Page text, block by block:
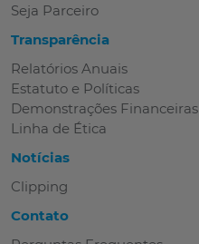
Seja Parceiro
Transparência
Relatórios Anuais
Estatuto e Políticas
Demonstrações Financeiras
Linha de Ética
Notícias
Clipping
Contato